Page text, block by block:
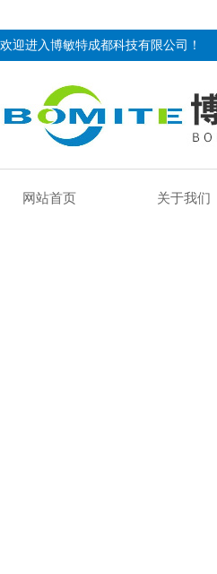
欢迎进入博敏特成都科技有限公司！
网站首页 关于我们